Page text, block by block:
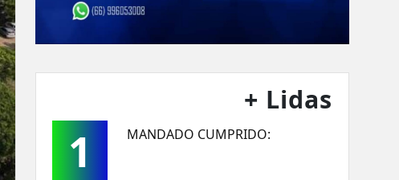
+ Lidas
1 MANDADO CUMPRIDO: